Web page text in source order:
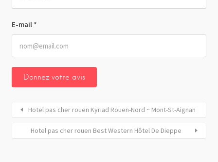
E-mail *
Hotel pas cher rouen Kyriad Rouen-Nord ~ Mont-St-Aignan
Hotel pas cher rouen Best Western Hôtel De Dieppe